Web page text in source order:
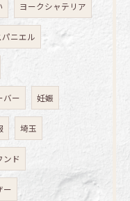
ヨークシャテリア
ニエル
バー 妊娠
埼玉
ンド
ー